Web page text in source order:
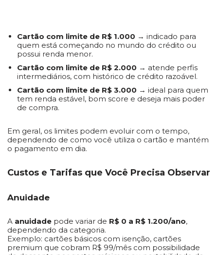
Cartão com limite de R$ 1.000 → indicado para
quem está começando no mundo do crédito ou
possui renda menor.
Cartão com limite de R$ 2.000 → atende perfis
intermediários, com histórico de crédito razoável.
Cartão com limite de R$ 3.000 → ideal para quem
tem renda estável, bom score e deseja mais poder
de compra.
Em geral, os limites podem evoluir com o tempo,
dependendo de como você utiliza o cartão e mantém
o pagamento em dia.
Custos e Tarifas que Você Precisa Observar
Anuidade
A anuidade pode variar de R$ 0 a R$ 1.200/ano,
dependendo da categoria.
Exemplo: cartões básicos com isenção, cartões
premium que cobram R$ 99/mês com possibilidade